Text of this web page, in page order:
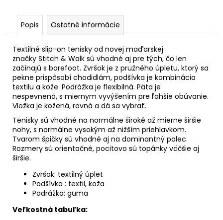
Popis Ostatné informácie
Textilné slip-on tenisky od novej maďarskej
značky Stitch & Walk sú vhodné aj pre tých, čo len
začínajú s barefoot. Zvršok je z pružného úpletu, ktorý sa
pekne prispôsobí chodidlám, podšívka je kombinácia
textilu a kože. Podrážka je flexibilná. Päta je
nespevnená, s miernym vyvýšením pre ľahšie obúvanie.
Vložka je kožená, rovná a dá sa vybrať.
Tenisky sú vhodné na normálne široké až mierne širšie
nohy, s normálne vysokým až nižším priehlavkom.
Tvarom špičky sú vhodné aj na dominantný palec.
Rozmery sú orientačné, pocitovo sú topánky väčšie aj
širšie.
Zvršok: textilný úplet
Podšívka : textil, koža
Podrážka: guma
Veľkostná tabuľka: